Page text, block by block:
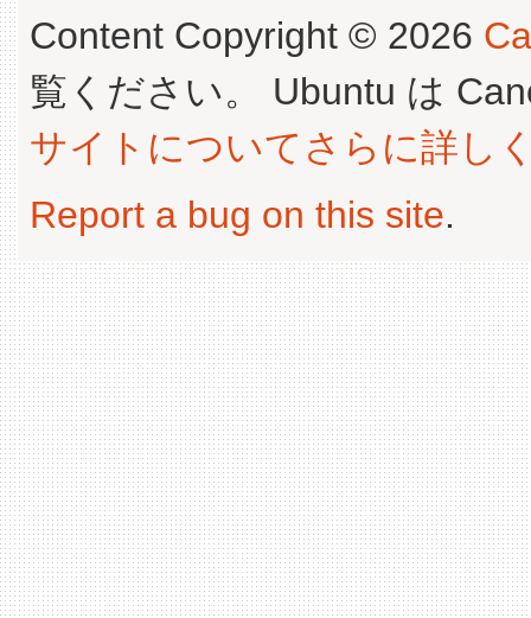
Content Copyright © 2026
覧ください。 Ubuntu は
サイトについてさらに詳し
Report a bug on this site.